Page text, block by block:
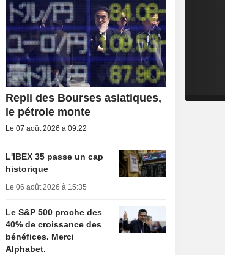
Repli des Bourses asiatiques,
le pétrole monte
Le 07 août 2026 à 09:22
L'IBEX 35 passe un cap
historique
Le 06 août 2026 à 15:35
Le S&P 500 proche des
40% de croissance des
bénéfices. Merci
Alphabet.